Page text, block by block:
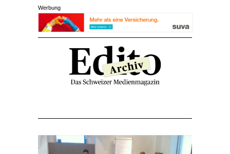
Werbung